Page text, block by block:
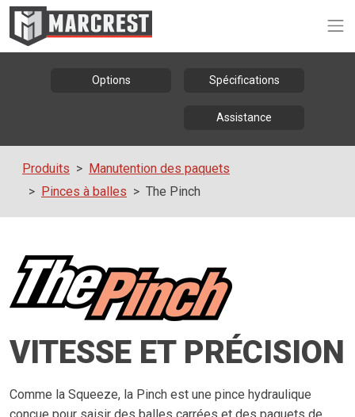
Options Spécifications
Assistance
Produits
Manutention des paquets
Pinces à balles
The Pinch
VITESSE ET PRÉCISION
Comme la Squeeze, la Pinch est une pince hydraulique
conçue pour saisir des balles carrées et des paquets de